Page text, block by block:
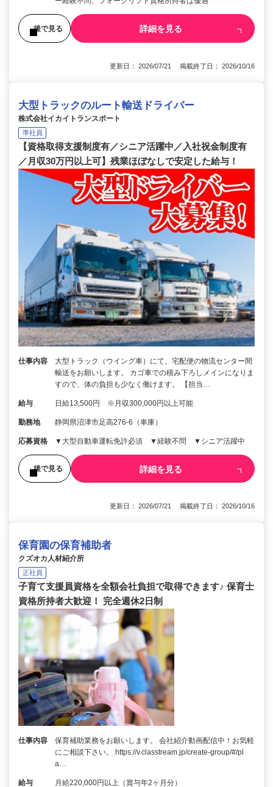
後で見る 詳細を見る
更新日： 2026/07/21 掲載終了日： 2026/10/16
大型トラックのルート輸送ドライバー
株式会社イカイトランスポート
準社員
【資格取得支援制度有／シニア活躍中／入社祝金制度有
／月収30万円以上可】残業ほぼなしで安定した給与！
仕事内容
大型トラック（ウイング車）にて、宅配便の物流センター間
輸送をお願いします。 カゴ車での積み下ろしメインになりま
すので、体の負担も少なく働けます。 【担当…
給与 日給13,500円 ※月収300,000円以上可能
勤務地 静岡県沼津市足高276-6（車庫）
応募資格 ▼大型自動車運転免許必須 ▼経験不問 ▼シニア活躍中
後で見る 詳細を見る
更新日： 2026/07/21 掲載終了日： 2026/10/16
保育園の保育補助者
クズオカ人材紹介所
正社員
子育て支援員資格を全額会社負担で取得できます♪ 保育士
資格所持者大歓迎！ 完全週休2日制
仕事内容
保育補助業務をお願いします。 会社紹介動画配信中！お気軽
にご相談下さい。 https://v.classtream.jp/create-group/#/pl
a…
給与 月給220,000円以上（賞与年2ヶ月分）